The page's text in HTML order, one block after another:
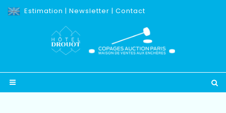
Estimation | Newsletter | Contact